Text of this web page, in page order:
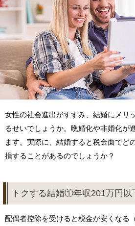
女性の社会進出がすすみ、結婚にメリ
るせいでしょうか。晩婚化や非婚化が
ます。実際に、結婚すると税金面でど
損することがあるのでしょうか？
トクする結婚①年収201万円以
配偶者控除を受けると税金が安くなる